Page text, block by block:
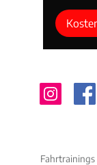
Fahrtrainings